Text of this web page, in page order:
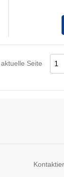
aktuelle Seite